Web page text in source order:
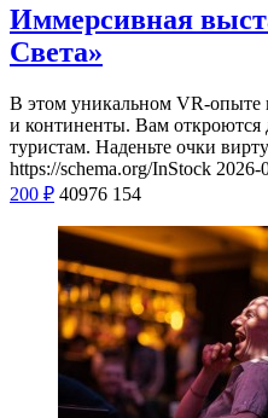
Иммерсивная
Света»
В этом уникальном VR-опыте
и континенты. Вам
туристам. Наденьте очки
https://schema.org/InStock 2026-
200 ₽ 40976 154